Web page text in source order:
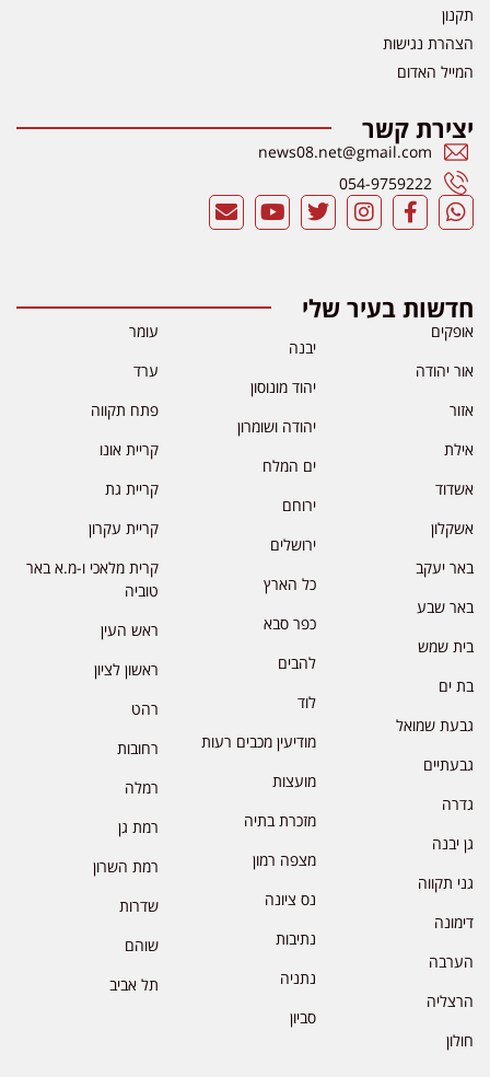
תקנון
הצהרת נגישות
המייל האדום
יצירת קשר
news08.net@gmail.com
054-9759222
חדשות בעיר שלי
אופקים
אור יהודה
אזור
אילת
אשדוד
אשקלון
באר יעקב
באר שבע
בית שמש
בת ים
גבעת שמואל
גבעתיים
גדרה
גן יבנה
גני תקווה
דימונה
הערבה
הרצליה
חולון
יבנה
יהוד מונוסון
יהודה ושומרון
ים המלח
ירוחם
ירושלים
כל הארץ
כפר סבא
להבים
לוד
מודיעין מכבים רעות
מועצות
מזכרת בתיה
מצפה רמון
נס ציונה
נתיבות
נתניה
סביון
עומר
ערד
פתח תקווה
קריית אונו
קריית גת
קריית עקרון
קרית מלאכי ו-מ.א באר
טוביה
ראש העין
ראשון לציון
רהט
רחובות
רמלה
רמת גן
רמת השרון
שדרות
שוהם
תל אביב